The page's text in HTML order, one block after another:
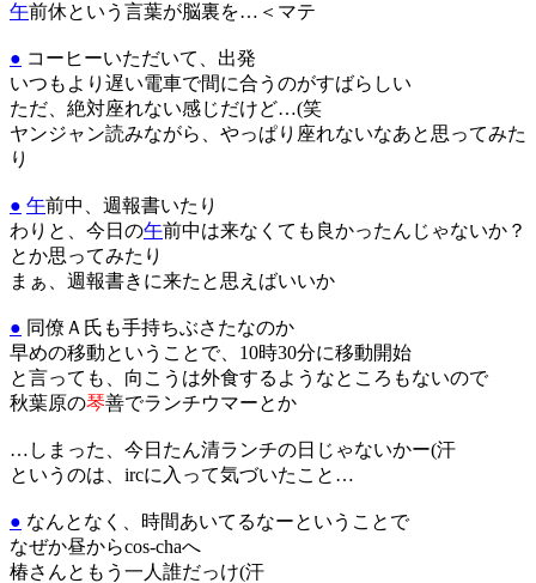
午前休という言葉が脳裏を…＜マテ
● コーヒーいただいて、出発
いつもより遅い電車で間に合うのがすばらしい
ただ、絶対座れない感じだけど…(笑
ヤンジャン読みながら、やっぱり座れないなあと思ってみた
り
● 午前中、週報書いたり
わりと、今日の午前中は来なくても良かったんじゃないか？
とか思ってみたり
まぁ、週報書きに来たと思えばいいか
● 同僚Ａ氏も手持ちぶさたなのか
早めの移動ということで、10時30分に移動開始
と言っても、向こうは外食するようなところもないので
秋葉原の琴善でランチウマーとか
…しまった、今日たん清ランチの日じゃないかー(汗
というのは、ircに入って気づいたこと…
● なんとなく、時間あいてるなーということで
なぜか昼からcos-chaへ
椿さんともう一人誰だっけ(汗